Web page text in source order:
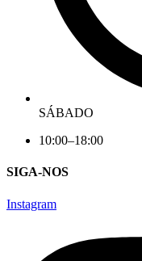
SÁBADO
10:00–18:00
SIGA-NOS
Instagram